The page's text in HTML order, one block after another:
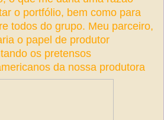
o portfólio, bem como para
todos do grupo. Meu parceiro,
o papel de produtor
os pretensos
da nossa produtora